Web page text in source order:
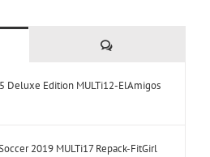
Comments
Deluxe Edition MULTi12-ElAmigos
2019 MULTi17 Repack-FitGirl